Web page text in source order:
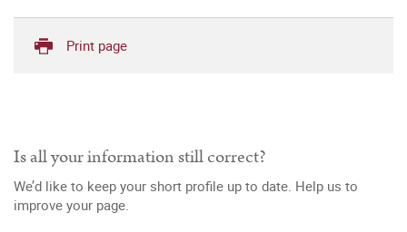
Print page
Is all your information still correct?
We’d like to keep your short profile up to date. Help us to
improve your page.